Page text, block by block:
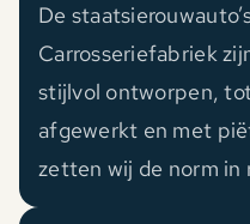
De
Carrosseriefabriek
stijlvol ontworpen,
afgewerkt en met
zetten wij de norm in